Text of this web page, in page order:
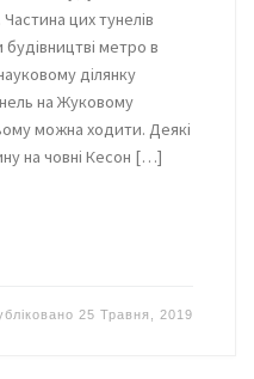
Частина цих тунелів
метро в
ділянку
на Жуковому
можна ходити. Деякі
на човні Кесон […]
25 Травня, 2019